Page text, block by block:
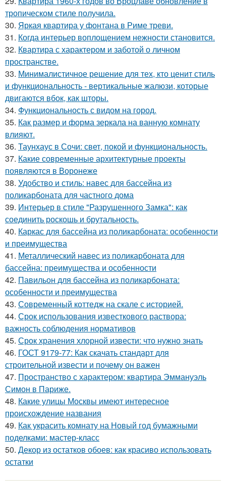
тропическом стиле получила.
30. Яркая квартира у фонтана в Риме треви.
31. Когда интерьер воплощением нежности становится.
32. Квартира с характером и заботой о личном
пространстве.
33. Минималистичное решение для тех, кто ценит стиль
и функциональность - вертикальные жалюзи, которые
двигаются вбок, как шторы.
34. Функциональность с видом на город.
35. Как размер и форма зеркала на ванную комнату
влияют.
36. Таунхаус в Сочи: свет, покой и функциональность.
37. Какие современные архитектурные проекты
появляются в Воронеже
38. Удобство и стиль: навес для бассейна из
поликарбоната для частного дома
39. Интерьер в стиле "Разрушенного Замка": как
соединить роскошь и брутальность.
40. Каркас для бассейна из поликарбоната: особенности
и преимущества
41. Металлический навес из поликарбоната для
бассейна: преимущества и особенности
42. Павильон для бассейна из поликарбоната:
особенности и преимущества
43. Современный коттедж на скале с историей.
44. Срок использования известкового раствора:
важность соблюдения нормативов
45. Срок хранения хлорной извести: что нужно знать
46. ГОСТ 9179-77: Как скачать стандарт для
строительной извести и почему он важен
47. Пространство с характером: квартира Эммануэль
Симон в Париже.
48. Какие улицы Москвы имеют интересное
происхождение названия
49. Как украсить комнату на Новый год бумажными
поделками: мастер-класс
50. Декор из остатков обоев: как красиво использовать
остатки